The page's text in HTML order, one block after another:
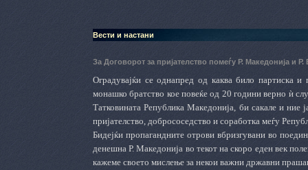
Вести и настани
За Договорот за пријателство помеѓу Р. Македонија и Р.
Оградувајќи се однапред од каква било партиска и
монашко братство кое повеќе од 20 години верно ѝ
Татковината Република Македонија, би сакале и ние
пријателство, добрососедство и соработка меѓу
Бидејќи пропагандните отрови вбризгувани во
денешна Р. Македонија во текот на скоро еден век
кажеме своето мислење за некои важни државни